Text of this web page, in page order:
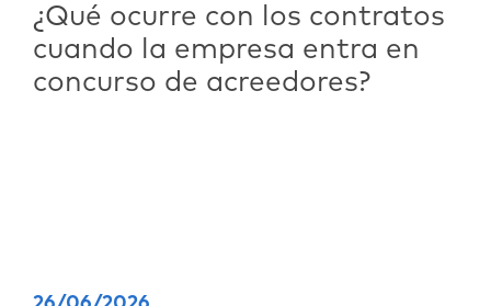
¿Qué ocurre con los contratos
cuando la empresa entra en
concurso de acreedores?